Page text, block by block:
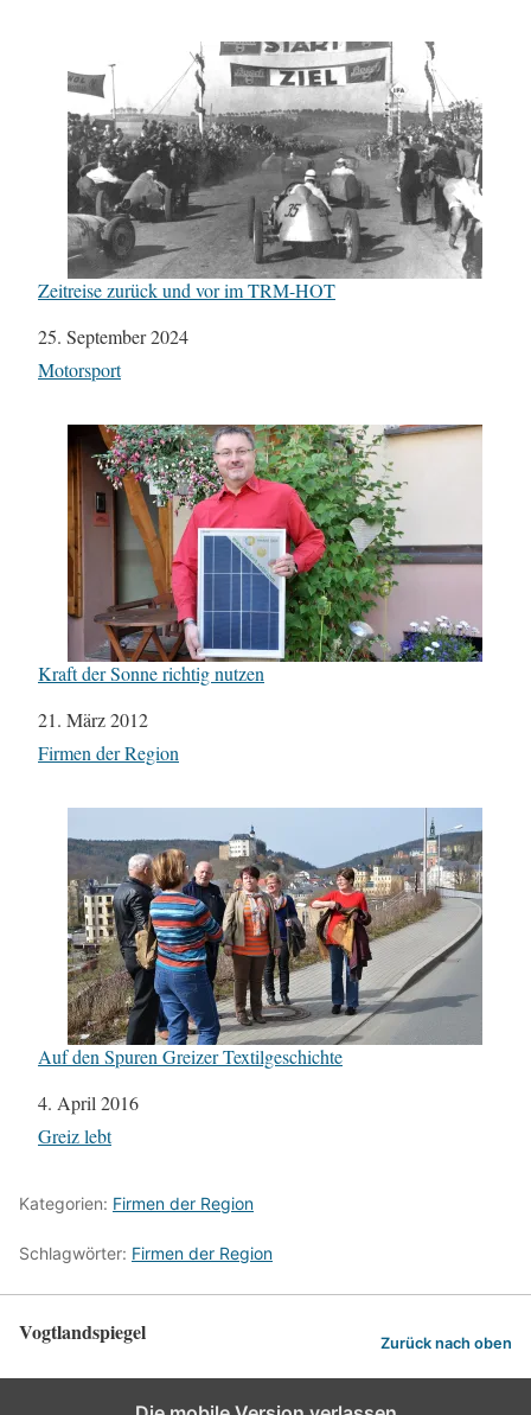
Zeitreise zurück und vor im TRM-HOT
Datum
25. September 2024
In Bezug auf
Motorsport
Kraft der Sonne richtig nutzen
Datum
21. März 2012
In Bezug auf
Firmen der Region
Auf den Spuren Greizer Textilgeschichte
Datum
4. April 2016
In Bezug auf
Greiz lebt
Kategorien: Firmen der Region
Schlagwörter: Firmen der Region
Vogtlandspiegel Zurück nach oben